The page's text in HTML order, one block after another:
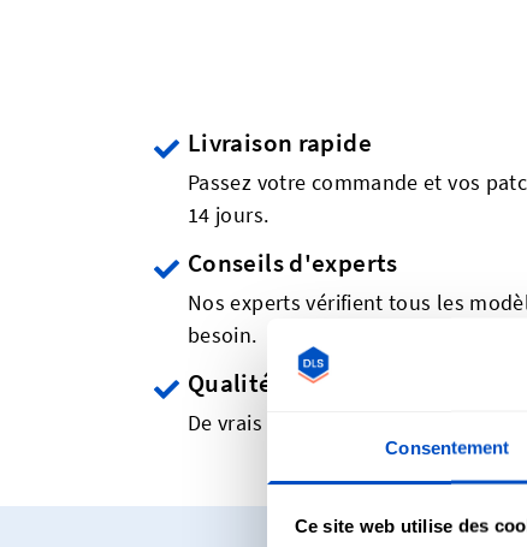
Consentement
Ce site web utilise des
Livraison rapide
Passez votre commande et vos
14 jours.
Conseils d'experts
Nos experts vérifient tous les
besoin.
Qualité professionnelle
De vrais patchs imprimés de